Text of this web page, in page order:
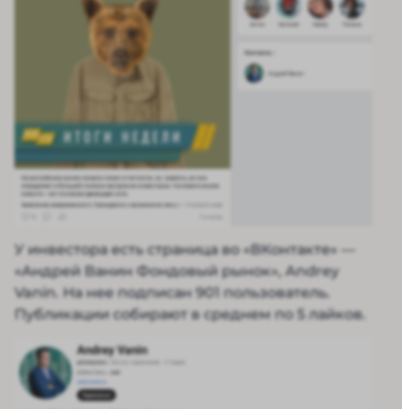
У инвестора есть страница во «ВКонтакте» —
«Андрей Ванин Фондовый рынок», Andrey
Vanin. На нее подписан 901 пользователь.
Публикации собирают в среднем по 5 лайков.